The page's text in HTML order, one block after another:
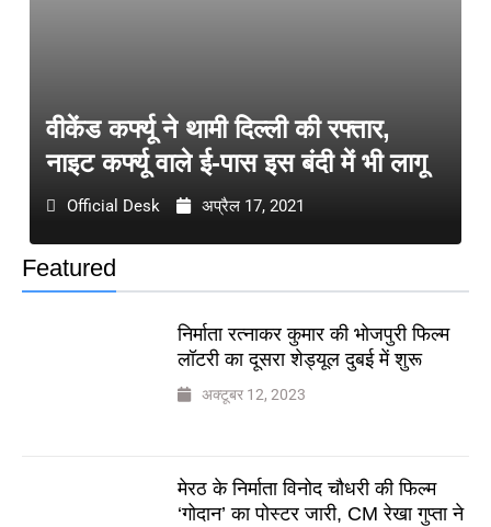
Featured
निर्माता रत्नाकर कुमार की भोजपुरी फिल्म
लॉटरी का दूसरा शेड्यूल दुबई में शुरू
अक्टूबर 12, 2023
मेरठ के निर्माता विनोद चौधरी की फिल्म
‘गोदान’ का पोस्टर जारी, CM रेखा गुप्ता ने
वीकेंड कर्फ्यू ने थामी दिल्ली की रफ्तार,
नाइट कर्फ्यू वाले ई-पास इस बंदी में भी लागू
Official Desk अप्रैल 17, 2021